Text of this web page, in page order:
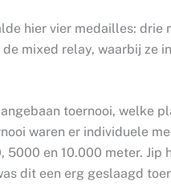
hier vier medailles: drie
mixed relay, waarbij ze
toernooi, welke
waren er individuele
en 10.000 meter. Jip
dit een erg geslaagd